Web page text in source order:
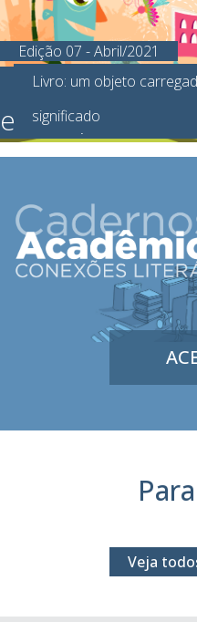
Edição 07 - Abril/2021
O brinquedo
ensina, educa e
Quem quer brincar de
Livro: um objeto
significado
Veja